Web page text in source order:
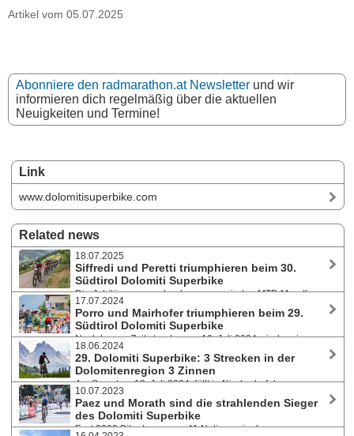
Link
www.dolomitisuperbike.com
Related news
18.07.2025
Siffredi und Peretti triumphieren beim 30.
Südtirol Dolomiti Superbike
Die Jubiläumsausgabe des renommierten MTB-Marathons
in der Dolomitenregion 3 Zinnen am 12. Juli 2025 hat zwei
Favoritensiege in der Elite hervorgebracht. Insgesamt waren über 2500
begeisterte Biker:innen bei der eventuell letzten Ausgabe in Niederdorf
mit dabei.
17.07.2024
Porro und Mairhofer triumphieren beim 29.
Südtirol Dolomiti Superbike
Nach langer Zeit standen am 13. Juli 2024 wieder ein
„Azzurro“ und eine „Azzurra“ ganz oben auf dem Podest in Niederdorf.
Samuele Porro beendete die Serie des Leonardo Paez, bei den Damen
kürte sich mit Sandra Mairhofer gar eine Südtiroler Lokalmatadorin zur
Siegerin.
18.06.2024
29. Dolomiti Superbike: 3 Strecken in der
Dolomitenregion 3 Zinnen
Am Samstag, 13. Juli 2024, fällt in Niederdorf der
Startschuss zu Südtirols großem MTB-Marathon-Klassiker. Besonders
herausfordernd ist dabei die Langdistanz (123 Kilometer/3.400
Höhenmeter), die den Teilnehmer:innen alles abverlangt.
10.07.2023
Paez und Morath sind die strahlenden Sieger
des Dolomiti Superbike
Fast 3000 BikerInnen aus 41 Nationen in der
Artikel vom 05.07.2025
Abonniere den radmarathon.at Newsletter und wir
informieren dich regelmäßig über die aktuellen
Neuigkeiten und Termine!